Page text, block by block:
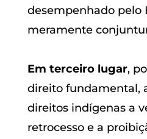
desempenhado pelo
meramente
Em terceiro lugar,
direito fundamental,
direitos indígenas a
retrocesso e a